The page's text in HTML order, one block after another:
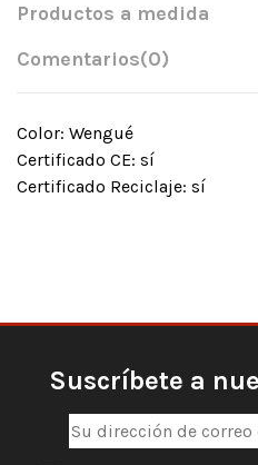
Productos a medida
Comentarios(0)
Color: Wengué
Certificado CE: sí
Certificado Reciclaje: sí
Suscríbete a